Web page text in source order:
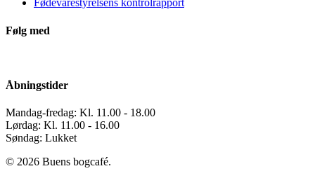
Fødevarestyrelsens kontrolrapport
Følg med
Åbningstider
Mandag-fredag: Kl. 11.00 - 18.00
Lørdag: Kl. 11.00 - 16.00
Søndag: Lukket
© 2026 Buens bogcafé.